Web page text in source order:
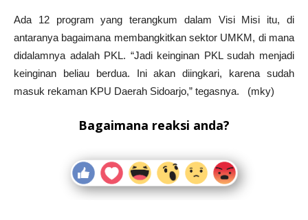
Ada 12 program yang terangkum dalam Visi Misi itu, di
antaranya bagaimana membangkitkan sektor UMKM, di mana
didalamnya adalah PKL. “Jadi keinginan PKL sudah menjadi
keinginan beliau berdua. Ini akan diingkari, karena sudah
masuk rekaman KPU Daerah Sidoarjo,” tegasnya. (mky)
Bagaimana reaksi anda?